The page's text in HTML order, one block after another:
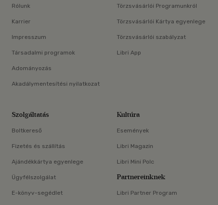
Rólunk
Karrier
Impresszum
Társadalmi programok
Adományozás
Akadálymentesítési nyilatkozat
Törzsvásárlói Programunkról
Törzsvásárlói Kártya egyenlege
Törzsvásárlói szabályzat
Libri App
Szolgáltatás
Boltkereső
Fizetés és szállítás
Ajándékkártya egyenlege
Ügyfélszolgálat
E-könyv-segédlet
Kultúra
Események
Libri Magazin
Libri Mini Polc
Partnereinknek
Libri Partner Program